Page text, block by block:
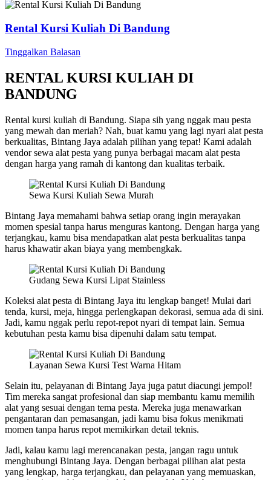
Rental Kursi Kuliah Di Bandung
Tinggalkan Balasan
RENTAL KURSI KULIAH DI
BANDUNG
Rental kursi kuliah di Bandung. Siapa sih yang nggak mau pesta
yang mewah dan meriah? Nah, buat kamu yang lagi nyari alat pesta
berkualitas, Bintang Jaya adalah pilihan yang tepat! Kami adalah
vendor sewa alat pesta yang punya berbagai macam alat pesta
dengan harga yang ramah di kantong dan kualitas terbaik.
Sewa Kursi Kuliah Sewa Murah
Bintang Jaya memahami bahwa setiap orang ingin merayakan
momen spesial tanpa harus menguras kantong. Dengan harga yang
terjangkau, kamu bisa mendapatkan alat pesta berkualitas tanpa
harus khawatir akan biaya yang membengkak.
Gudang Sewa Kursi Lipat Stainless
Koleksi alat pesta di Bintang Jaya itu lengkap banget! Mulai dari
tenda, kursi, meja, hingga perlengkapan dekorasi, semua ada di sini.
Jadi, kamu nggak perlu repot-repot nyari di tempat lain. Semua
kebutuhan pesta kamu bisa dipenuhi dalam satu tempat.
Layanan Sewa Kursi Test Warna Hitam
Selain itu, pelayanan di Bintang Jaya juga patut diacungi jempol!
Tim mereka sangat profesional dan siap membantu kamu memilih
alat yang sesuai dengan tema pesta. Mereka juga menawarkan
pengantaran dan pemasangan, jadi kamu bisa fokus menikmati
momen tanpa harus repot memikirkan detail teknis.
Jadi, kalau kamu lagi merencanakan pesta, jangan ragu untuk
menghubungi Bintang Jaya. Dengan berbagai pilihan alat pesta
yang lengkap, harga terjangkau, dan pelayanan yang memuaskan,